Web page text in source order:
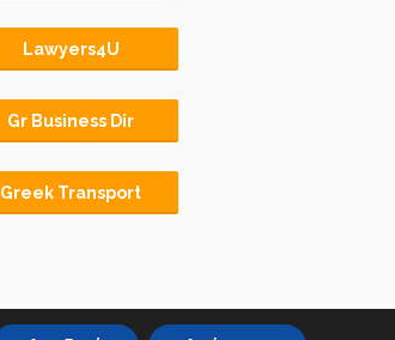
Lawyers4U
Gr Business Dir
Greek Transport